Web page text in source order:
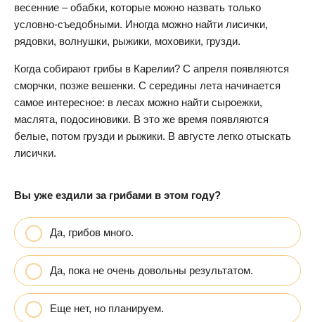
весенние – обабки, которые можно назвать только
условно-съедобными. Иногда можно найти лисички,
рядовки, волнушки, рыжики, моховики, грузди.
Когда собирают грибы в Карелии? С апреля появляются
сморчки, позже вешенки. С середины лета начинается
самое интересное: в лесах можно найти сыроежки,
маслята, подосиновики. В это же время появляются
белые, потом грузди и рыжики. В августе легко отыскать
лисички.
Вы уже ездили за грибами в этом году?
Да, грибов много.
Да, пока не очень довольны результатом.
Еще нет, но планируем.